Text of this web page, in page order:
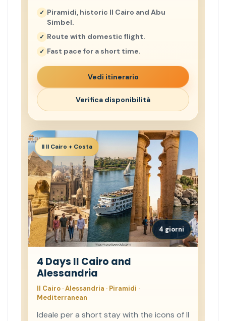
Piramidi, historic Il Cairo and Abu
Simbel.
Route with domestic flight.
Fast pace for a short time.
Vedi itinerario
Verifica disponibilità
Il Il Cairo + Costa
4 giorni
4 Days Il Cairo and
Alessandria
Il Cairo · Alessandria · Piramidi ·
Mediterranean
Ideale per a short stay with the icons of Il